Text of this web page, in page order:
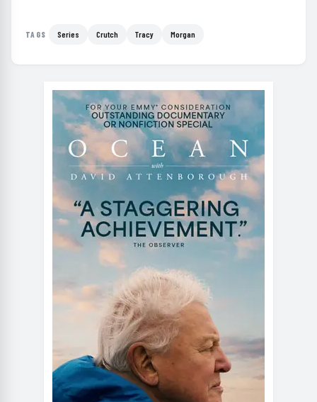
TAGS Series Crutch Tracy Morgan